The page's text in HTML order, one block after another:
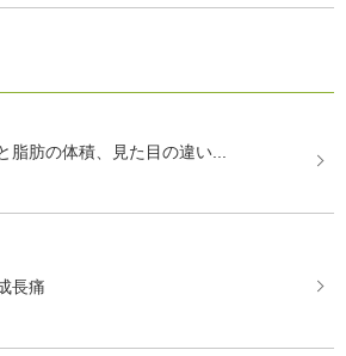
脂肪の体積、見た目の違い...
長痛